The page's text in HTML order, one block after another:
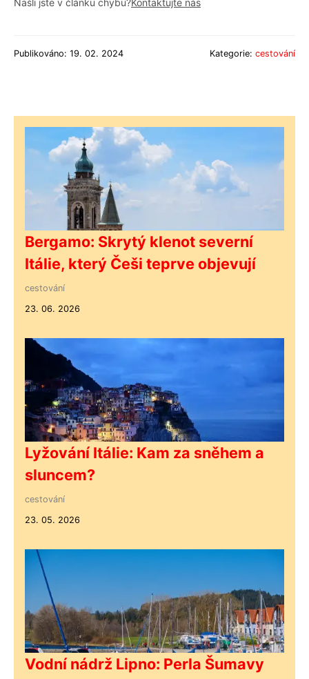
Našli jste v článku chybu?Kontaktujte nás
Publikováno: 19. 02. 2024 Kategorie: cestování
Bergamo: Skrytý klenot severní
Itálie, který Češi teprve objevují
cestování
23. 06. 2026
Lyžování Itálie: Kam za sněhem a
sluncem?
cestování
23. 05. 2026
Vodní nádrž Lipno: Perla Šumavy